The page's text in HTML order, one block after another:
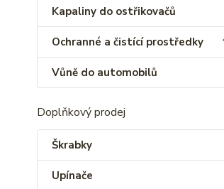
Kapaliny do ostřikovačů
Ochranné a čistící prostředky
Vůně do automobilů
Doplňkový prodej
Škrabky
Upínače